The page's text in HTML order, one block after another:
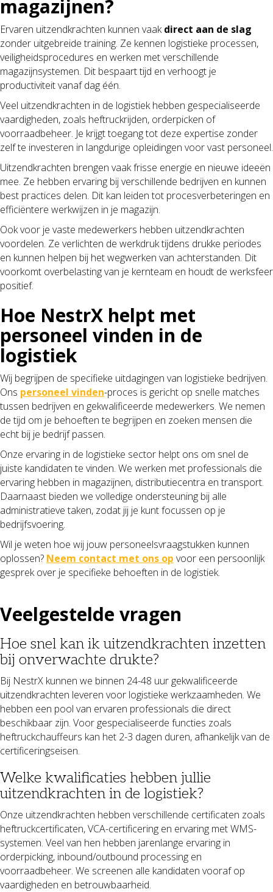
magazijnen?
Ervaren uitzendkrachten kunnen vaakdirect aan de slag
zonder uitgebreide training. Ze kennen logistieke processen,
veiligheidsprocedures en werken met verschillende
magazijnsystemen. Dit bespaart tijd en verhoogt je
productiviteit vanaf dag één.
Veel uitzendkrachten in de logistiek hebben gespecialiseerde
vaardigheden, zoals heftruckrijden, orderpicken of
voorraadbeheer. Je krijgt toegang tot deze expertise zonder
zelf te investeren in langdurige opleidingen voor vast personeel.
Uitzendkrachten brengen vaak frisse energie en nieuwe ideeën
mee. Ze hebben ervaring bij verschillende bedrijven en kunnen
best practices delen. Dit kan leiden tot procesverbeteringen en
efficiëntere werkwijzen in je magazijn.
Ook voor je vaste medewerkers hebben uitzendkrachten
voordelen. Ze verlichten de werkdruk tijdens drukke periodes
en kunnen helpen bij het wegwerken van achterstanden. Dit
voorkomt overbelasting van je kernteam en houdt de werksfeer
positief.
Hoe NestrX helpt met
personeel vinden in de
logistiek
Wij begrijpen de specifieke uitdagingen van logistieke bedrijven.
Ons personeel vinden-proces is gericht op snelle matches
tussen bedrijven en gekwalificeerde medewerkers. We nemen
de tijd om je behoeften te begrijpen en zoeken mensen die
echt bij je bedrijf passen.
Onze ervaring in de logistieke sector helpt ons om snel de
juiste kandidaten te vinden. We werken met professionals die
ervaring hebben in magazijnen, distributiecentra en transport.
Daarnaast bieden we volledige ondersteuning bij alle
administratieve taken, zodat jij je kunt focussen op je
bedrijfsvoering.
Wil je weten hoe wij jouw personeelsvraagstukken kunnen
oplossen? Neem contact met ons op voor een persoonlijk
gesprek over je specifieke behoeften in de logistiek.
Veelgestelde vragen
Hoe snel kan ik uitzendkrachten inzetten
bij onverwachte drukte?
Bij NestrX kunnen we binnen 24-48 uur gekwalificeerde
uitzendkrachten leveren voor logistieke werkzaamheden. We
hebben een pool van ervaren professionals die direct
beschikbaar zijn. Voor gespecialiseerde functies zoals
heftruckchauffeurs kan het 2-3 dagen duren, afhankelijk van de
certificeringseisen.
Welke kwalificaties hebben jullie
uitzendkrachten in de logistiek?
Onze uitzendkrachten hebben verschillende certificaten zoals
heftruckcertificaten, VCA-certificering en ervaring met WMS-
systemen. Veel van hen hebben jarenlange ervaring in
orderpicking, inbound/outbound processing en
voorraadbeheer. We screenen alle kandidaten vooraf op
vaardigheden en betrouwbaarheid.